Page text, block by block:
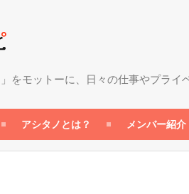
をモットーに、日々の仕事やプラ
アシタノとは？ メンバー紹介